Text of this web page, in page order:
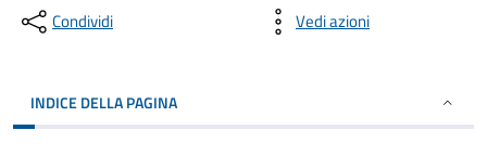
Condividi Vedi azioni
INDICE DELLA PAGINA